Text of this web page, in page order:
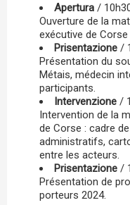
Apertura /
Ouverture de la
exécutive de Corse
Prisentazione /
Présentation du
Métais, médecin
participants.
Intervenzione /
Intervention de la
de Corse : cadre
administratifs,
entre les acteurs.
Prisentazione /
Présentation de
porteurs 2024.